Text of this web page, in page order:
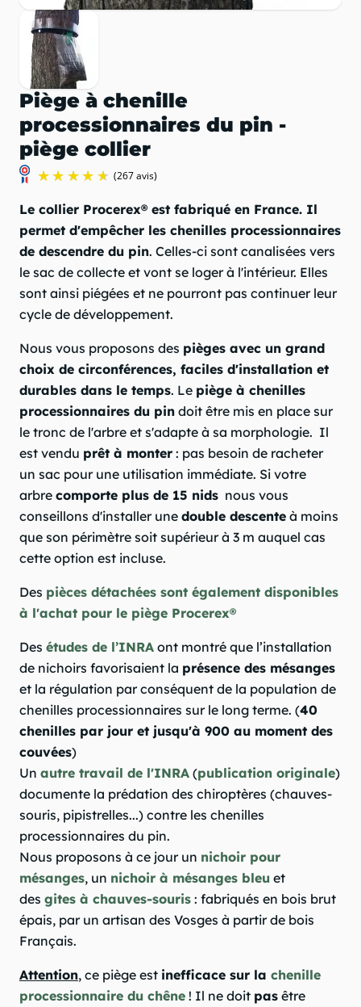
Piège à chenille
processionnaires du pin -
piège collier
Le collier Procerex® est fabriqué en France. Il
permet d'empêcher les chenilles processionnaires
de descendre du pin. Celles-ci sont canalisées vers
le sac de collecte et vont se loger à l'intérieur. Elles
sont ainsi piégées et ne pourront pas continuer leur
cycle de développement.
Nous vous proposons des pièges avec un grand
choix de circonférences, faciles d'installation et
durables dans le temps. Le piège à chenilles
processionnaires du pin doit être mis en place sur
le tronc de l'arbre et s'adapte à sa morphologie. Il
est vendu prêt à monter : pas besoin de racheter
un sac pour une utilisation immédiate. Si votre
arbre comporte plus de 15 nids nous vous
conseillons d'installer une double descente à moins
que son périmètre soit supérieur à 3 m auquel cas
cette option est incluse.
Des pièces détachées sont également disponibles
à l'achat pour le piège Procerex®
Des études de l’INRA ont montré que l’installation
de nichoirs favorisaient la présence des mésanges
et la régulation par conséquent de la population de
chenilles processionnaires sur le long terme. (40
chenilles par jour et jusqu'à 900 au moment des
couvées)
Un autre travail de l'INRA (publication originale)
documente la prédation des chiroptères (chauves-
souris, pipistrelles...) contre les chenilles
processionnaires du pin.
Nous proposons à ce jour un nichoir pour
mésanges, un nichoir à mésanges bleu et
des gites à chauves-souris : fabriqués en bois brut
épais, par un artisan des Vosges à partir de bois
Français.
Attention, ce piège est inefficace sur la chenille
processionnaire du chêne ! Il ne doit pas être